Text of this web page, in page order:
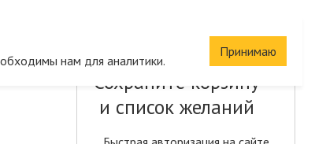
Сохраните корзину
и список желаний
нам для аналитики.
Принимаю